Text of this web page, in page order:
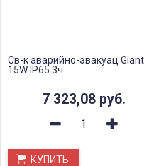
Св-к аварийно-эвакуац Giant
15W IP65 3ч
7 323,08 руб.
КУПИТЬ